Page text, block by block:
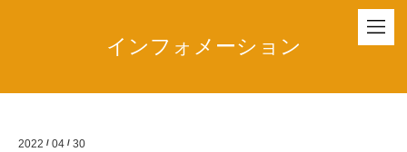
インフォメーション
2022 / 04 / 30